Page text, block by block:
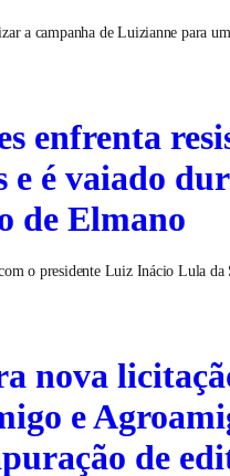
a campanha de Luizianne para
enfrenta
e é vaiado
de Elmano
o presidente Luiz Inácio Lula da
nova
e
de